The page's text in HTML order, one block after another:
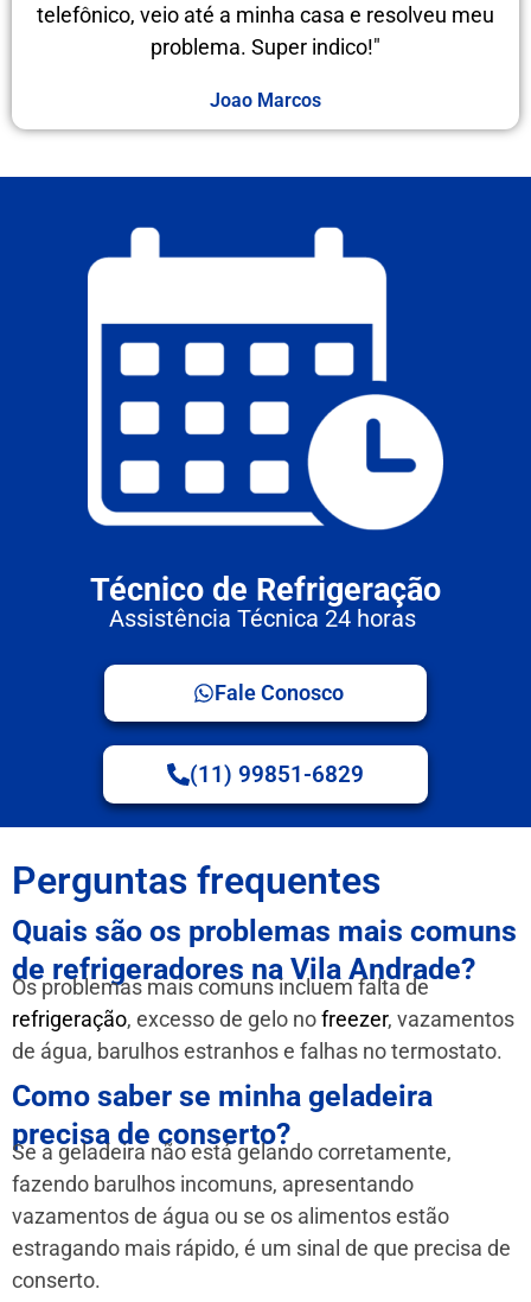
telefônico, veio até a minha casa e resolveu meu
problema. Super indico!"
Joao Marcos
Técnico de Refrigeração
Assistência Técnica 24 horas
Fale Conosco
(11) 99851-6829
Perguntas frequentes
Quais são os problemas mais comuns
de refrigeradores na Vila Andrade?
Os problemas mais comuns incluem falta de
refrigeração, excesso de gelo nofreezer, vazamentos
de água, barulhos estranhos e falhas no termostato.
Como saber se minha geladeira
precisa de conserto?
Se a geladeira não está gelando corretamente,
fazendo barulhos incomuns, apresentando
vazamentos de água ou se os alimentos estão
estragando mais rápido, é um sinal de que precisa de
conserto.